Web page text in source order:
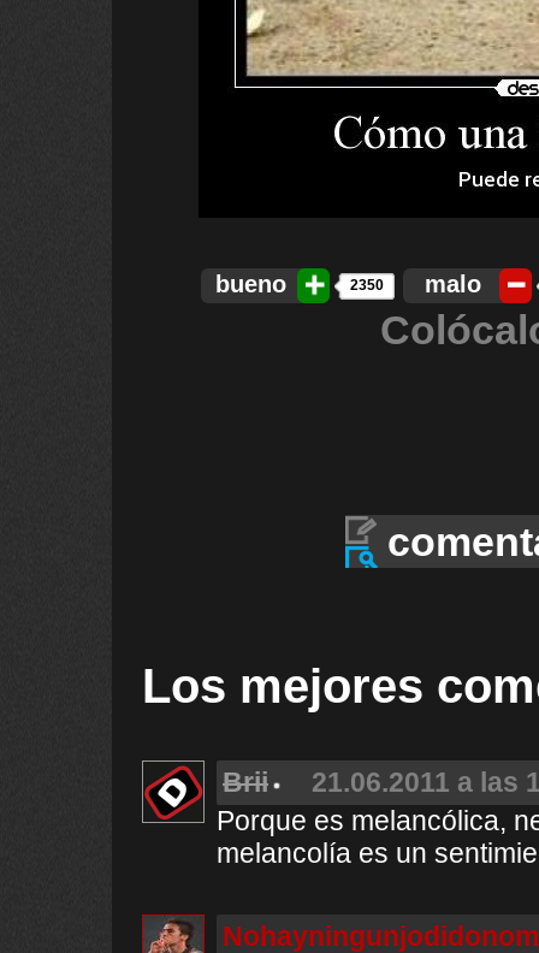
bueno 2350 malo
Los mejores
Brii
21.06.2011 a las
Porque es melancólica,
melancolía es un